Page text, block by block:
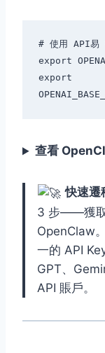
# 使用 API易
export
export
查看
快速遷
3 步——獲
OpenClaw
一的 API
GPT、
API 賬戶。